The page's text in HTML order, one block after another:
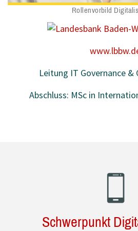
Rollenvorbild
Leitung IT Governance &
Abschluss: MSc in
Schwerpunkt